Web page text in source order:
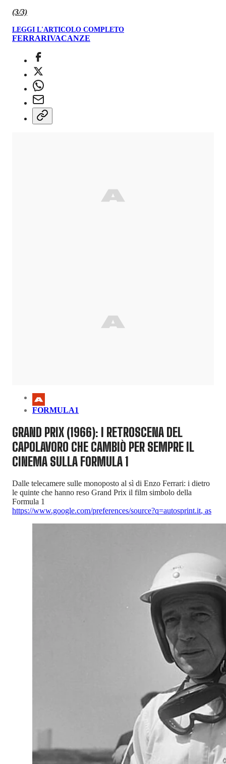
(3/3)
LEGGI L'ARTICOLO COMPLETO
FERRARIVACANZE
FORMULA1
GRAND PRIX (1966): I RETROSCENA DEL
CAPOLAVORO CHE CAMBIÒ PER SEMPRE IL
CINEMA SULLA FORMULA 1
Dalle telecamere sulle monoposto al sì di Enzo Ferrari: i dietro
le quinte che hanno reso Grand Prix il film simbolo della
Formula 1
https://www.google.com/preferences/source?q=autosprint.it, as